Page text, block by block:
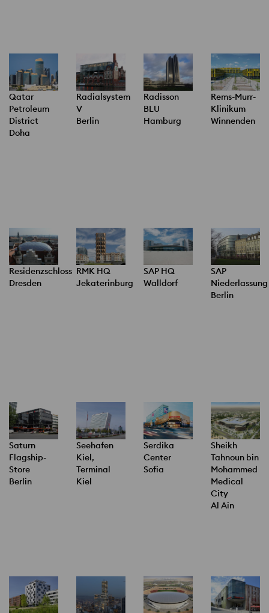
Qatar
Petroleum
District
Doha
Radialsystem
V
Berlin
Radisson
BLU
Hamburg
Rems-Murr-
Klinikum
Winnenden
Residenzschloss
Dresden
RMK HQ
Jekaterinburg
SAP HQ
Walldorf
SAP
Niederlassung
Berlin
Saturn
Flagship-
Store
Berlin
Seehafen
Kiel,
Terminal
Kiel
Serdika
Center
Sofia
Sheikh
Tahnoun bin
Mohammed
Medical
City
Al Ain